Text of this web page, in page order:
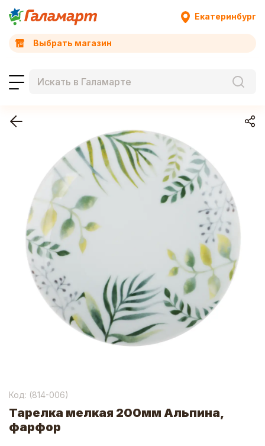
Екатеринбург
Выбрать магазин
Код: (814-006)
Тарелка мелкая 200мм Альпина,
фарфор